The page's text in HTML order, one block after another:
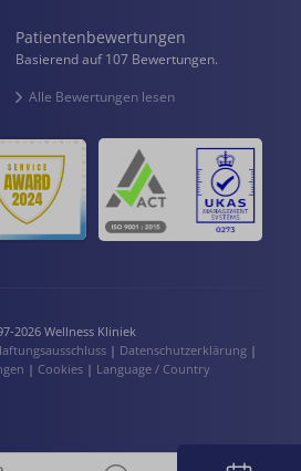
Patientenbewertungen
Basierend auf 107 Bewertungen.
Alle Bewertungen lesen
2026 Wellness Kliniek
| Datenschutzerklärung |
| Cookies| Language / Country